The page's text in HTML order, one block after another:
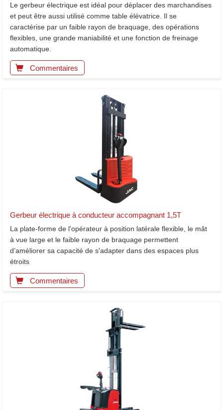
Le gerbeur électrique est idéal pour déplacer des marchandises
et peut être aussi utilisé comme table élévatrice. Il se
caractérise par un faible rayon de braquage, des opérations
flexibles, une grande maniabilité et une fonction de freinage
automatique.
Commentaires
Gerbeur électrique à conducteur accompagnant 1,5T
La plate-forme de l'opérateur à position latérale flexible, le mât
à vue large et le faible rayon de braquage permettent
d’améliorer sa capacité de s'adapter dans des espaces plus
étroits
Commentaires